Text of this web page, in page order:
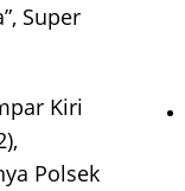
Super
Kiri
Polsek